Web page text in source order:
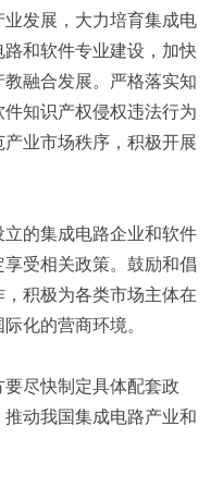
发展，大力培育集成电
和软件专业建设，加快
融合发展。严格落实知
知识产权侵权违法行为
业市场秩序，积极开展
立的集成电路企业和软件
受相关政策。鼓励和倡
积极为各类市场主体在
化的营商环境。
要尽快制定具体配套政
动我国集成电路产业和